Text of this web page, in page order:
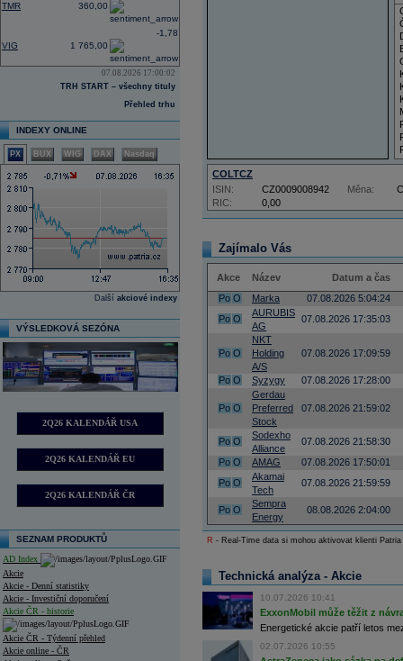
TMR 360,00
VIG 1 765,00
-1,78
07.08.2026 17:00:02
TRH START – všechny tituly
Přehled trhu
INDEXY ONLINE
PX BUX WIG DAX Nasdaq
Další akciové indexy
VÝSLEDKOVÁ SEZÓNA
2Q26 KALENDÁŘ USA
2Q26 KALENDÁŘ EU
2Q26 KALENDÁŘ ČR
SEZNAM PRODUKTŮ
AD Index
Akcie
Akcie - Denní statistiky
Akcie - Investiční doporučení
Akcie ČR - historie
Akcie ČR - Týdenní přehled
Akcie online - ČR
COLTCZ
RIC: 0,00
ISIN: CZ0009008942 Měna:
Zajímalo Vás
Akce Název
Datum a čas
Po O Marka
07.08.2026 5:04:24
Po O
AURUBIS
AG
07.08.2026 17:35:03
Po O
NKT
Holding
A/S
07.08.2026 17:09:59
Po O Syzygy 07.08.2026 17:28:00
Po O
Gerdau
Preferred
Stock
07.08.2026 21:59:02
Po O
Sodexho
Alliance
07.08.2026 21:58:30
Po O AMAG
07.08.2026 17:50:01
Po O
Akamai
Tech
07.08.2026 21:59:59
Po O
Sempra
Energy
08.08.2026 2:04:00
R - Real-Time data si mohou aktivovat klienti
Technická analýza - Akcie
10.07.2026 10:41
ExxonMobil může těžit z
Energetické akcie patří letos
02.07.2026 10:55